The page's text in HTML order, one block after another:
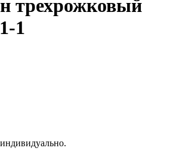
трехрожковый
1